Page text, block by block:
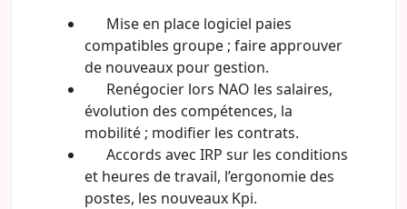
Mise en place logiciel paies
compatibles groupe ; faire approuver
de nouveaux pour gestion.
Renégocier lors NAO les salaires,
évolution des compétences, la
mobilité ; modifier les contrats.
Accords avec IRP sur les conditions
et heures de travail, l’ergonomie des
postes, les nouveaux Kpi.